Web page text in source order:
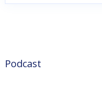
Podcast